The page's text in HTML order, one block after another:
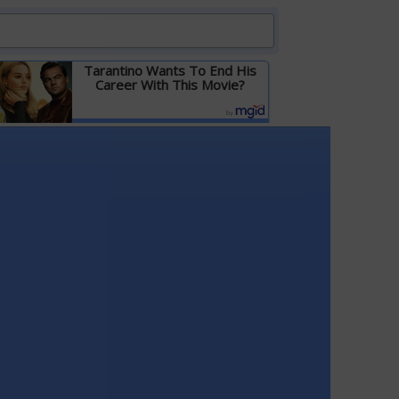
Tarantino Wants To End His
Career With This Movie?
Детальніше